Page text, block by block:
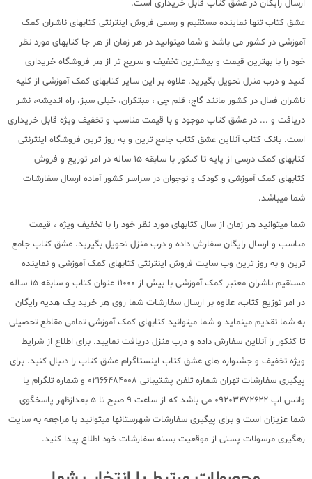
ارسال رایگان در عشق کتاب قابل خریداری است.
عشق کتاب تنها نماینده مستقیم و رسمی فروش اینترنتی کتابهای ناشران کمک
آموزشی در کشور می باشد و شما میتوانید در هر زمان از هر جا کتابهای مورد نظر
خود را با بهترین قیمت و بیشترین تخفیف و سریع تر از هر فروشگاه خریداری
کنید و درب منزل تحویل بگیرید. علاوه بر این سایر کتابهای کمک آموزشی از کلیه
ناشران فعال در کشور مانند گاج، قلم چی ، مبتکران، خیلی سبز، راه اندیشه، نشر
دریافت و ... در عشق کتاب موجود و با قیمت مناسب و تخفیف ویژه قابل خریداری
است. بانک کتاب آنلاین عشق کتاب جامع ترین و به روز ترین فروشگاه اینترنتی
کتابهای کمک درسی از پایه تا کنکور با سابقه 15 ساله در امر توزیع و فروش
کتابهای کمک آموزشی و کودک و نوجوان در سراسر کشور آماده ارسال سفارشات
شما میباشد.
شما میتوانید هر زمان از سال کتابهای مورد نظر خود را با تخفیف ویژه ، قیمت
مناسب و ارسال رایگان سفارش داده و درب منزل تحویل بگیرید. عشق کتاب جامع
ترین و به روز ترین وب سایت فروش اینترنتی کتابهای کمک آموزشی و نماینده
مستقیم ناشران معتبر کمک آموزشی با بیش از 11000 عنوان کتاب و سابقه 15 ساله
در امر توزیع کتاب، علاوه بر ارسال سفارشات شما روی هر خرید یک هدیه رایگان
به شما تقدیم مینماید و شما میتوانید کتابهای کمک آموزشی تمامی مقاطع تحصیلی
تا کنکور را آنلاین سفارش داده و درب منزل دریافت نمایید. برای اطلاع از شرایط
ویژه تخفیف و جشنواره های عشق کتاب اینستاگرام عشق کتاب را دنبال کنید. برای
پیگیری سفارشات تهران شماره تلفن پشتیبانی 02166484008 و شماره تلگرام یا
واتس اپ 09203472622 می باشد که از ساعت 9 صبح تا 5 بعدازظهر پاسخگوی
شما عزیزان است و برای پیگیری سفارشات شهرستانها میتوانید با مراجعه به سایت
رهگیری مرسولات پستی از موقعیت بسته سفارشات خود اطلاع پیدا کنید.